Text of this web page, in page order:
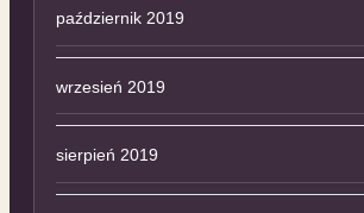
październik 2019
wrzesień 2019
sierpień 2019